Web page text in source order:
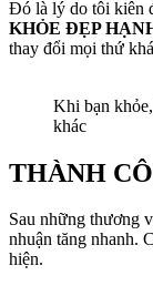
Đó là lý do tôi kiên
KHỎE ĐẸP
thay đổi mọi thứ
Khi bạn
khác
THÀNH
Sau những thương
nhuận tăng nhanh.
hiện.